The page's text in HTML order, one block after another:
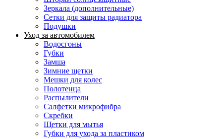
Зеркала (дополнительные)
Сетки для защиты радиатора
Подушки
Уход за автомобилем
Водосгоны
Губки
Замша
Зимние щетки
Мешки для колес
Полотенца
Распылители
Салфетки микрофибра
Скребки
Щетки для мытья
Губки для ухода за пластиком